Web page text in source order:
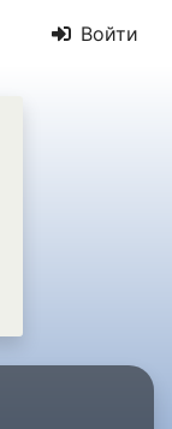
Войти